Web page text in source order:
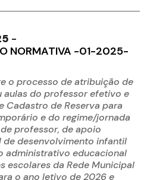
-
NORMATIVA -01-2025-
o processo de atribuição de
aulas do professor efetivo e
Cadastro de Reserva para
e do regime/jornada
professor, de apoio
de desenvolvimento infantil
administrativo educacional
escolares da Rede Municipal
o ano letivo de 2026 e